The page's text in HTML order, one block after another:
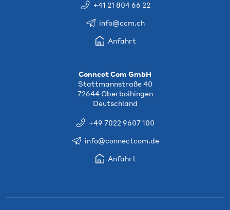
+41 21 804 66 22
info@ccm.ch
Anfahrt
Connect Com GmbH
Stattmannstraße 40
72644 Oberboihingen
Deutschland
+49 7022 9607 100
info@connectcom.de
Anfahrt